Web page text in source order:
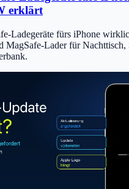
erklärt
Ladegeräte fürs iPhone
MagSafe-Lader für Nachttisch,